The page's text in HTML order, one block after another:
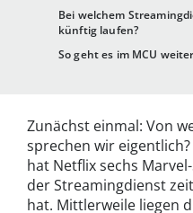
Bei welchem
künftig laufen?
So geht es im MCU
Zunächst einmal: Von
sprechen wir
hat Netflix sechs
der Streamingdienst
hat. Mittlerweile liegen